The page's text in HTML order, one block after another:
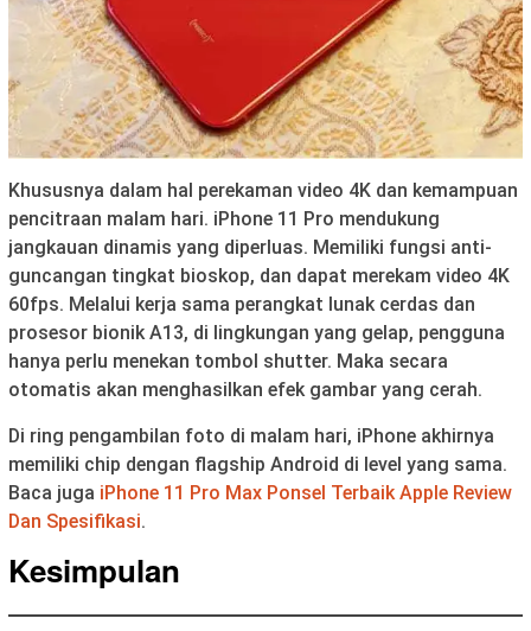
Khususnya dalam hal perekaman video 4K dan kemampuan
pencitraan malam hari. iPhone 11 Pro mendukung
jangkauan dinamis yang diperluas. Memiliki fungsi anti-
guncangan tingkat bioskop, dan dapat merekam video 4K
60fps. Melalui kerja sama perangkat lunak cerdas dan
prosesor bionik A13, di lingkungan yang gelap, pengguna
hanya perlu menekan tombol shutter. Maka secara
otomatis akan menghasilkan efek gambar yang cerah.
Di ring pengambilan foto di malam hari, iPhone akhirnya
memiliki chip dengan flagship Android di level yang sama.
Baca juga iPhone 11 Pro Max Ponsel Terbaik Apple Review
Dan Spesifikasi.
Kesimpulan